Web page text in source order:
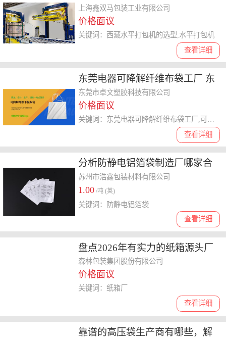
上海鑫双马包装工业供应
上海鑫双马包装工业有限公司
价格面议
查看详细
关键词：西藏水平打包机的选型,水平打包机
东莞电器可降解纤维布袋工厂 东
莞市卓文塑胶科技供应
东莞市卓文塑胶科技有限公司
价格面议
查看详细
分析防静电铝箔袋制造厂哪家合
作案例多，附**情况
苏州市浩鑫包装材料有限公司
1.00 /吨 (英)
查看详细
关键词：防静电铝箔袋
盘点2026年有实力的纸箱源头厂
家，好用的纸箱品牌哪家好
森林包装集团股份有限公司
价格面议
查看详细
关键词：纸箱厂
靠谱的高压袋生产商有哪些，解